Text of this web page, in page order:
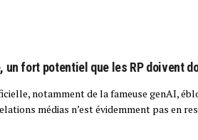
fort potentiel que les RP doivent
notamment de la fameuse genAI,
médias n’est évidemment pas en